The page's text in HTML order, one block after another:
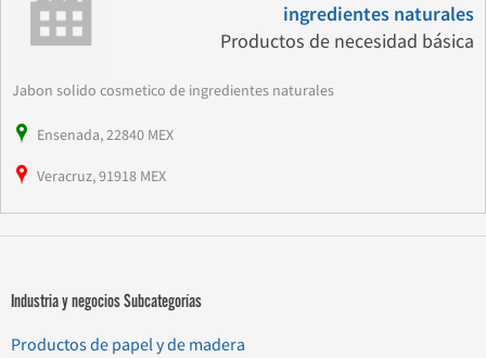
ingredientes naturales
Productos de necesidad básica
Jabon solido cosmetico de ingredientes naturales
Ensenada, 22840 MEX
Veracruz, 91918 MEX
Industria y negocios Subcategorías
Productos de papel y de madera